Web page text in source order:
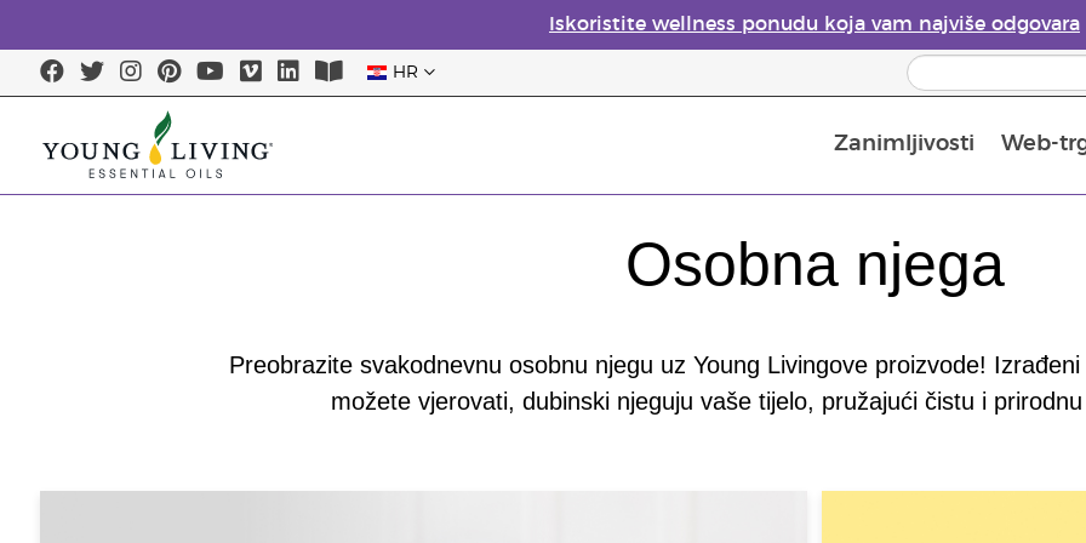
Iskoristite wellness ponudu koja vam najviše odgovara
HR
Zanimljivosti Web-
Osobna njega
Preobrazite svakodnevnu osobnu njegu uz Young Livingove proizvode!
možete vjerovati, dubinski njeguju vaše tijelo, pružajući čistu i